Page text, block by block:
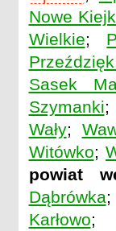
Nowe
Wielkie;
Sasek
Szymanki;
Wały;
Witówko;
powiat
Dąbrówka;
Karłowo;